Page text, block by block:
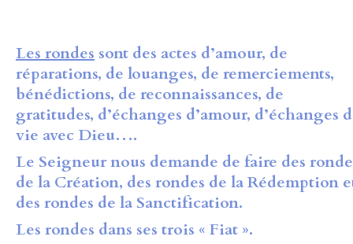
Les rondes sont des actes d’amour, de
réparations, de louanges, de remerciements,
bénédictions, de reconnaissances, de
gratitudes, d’échanges d’amour, d’échanges
vie avec Dieu….
Le Seigneur nous demande de faire des
de la Création, des rondes de la Rédemption
des rondes de la Sanctification.
Les rondes dans ses trois « Fiat ».